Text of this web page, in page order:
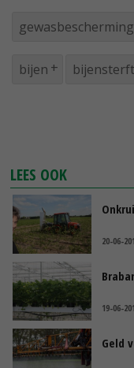
gewasbescherming
bijen
LEES OOK
20-06-
19-06-
Geld